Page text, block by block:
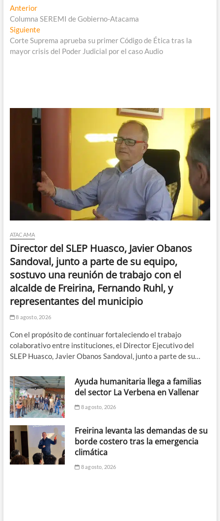
Navegación
de
entradas
AnteriorEntrada
anterior:
Columna SEREMI de Gobierno-Atacama
SiguienteEntrada
siguiente:
Corte Suprema aprueba su primer Código de Ética tras la
mayor crisis del Poder Judicial por el caso Audio
ATACAMA
Director del SLEP Huasco, Javier Obanos
Sandoval, junto a parte de su equipo,
sostuvo una reunión de trabajo con el
alcalde de Freirina, Fernando Ruhl, y
representantes del municipio
8 agosto, 2026
Con el propósito de continuar fortaleciendo el trabajo
colaborativo entre instituciones, el Director Ejecutivo del
SLEP Huasco, Javier Obanos Sandoval, junto a parte de su…
Ayuda humanitaria llega a familias
del sector La Verbena en Vallenar
8 agosto, 2026
Freirina levanta las demandas de su
borde costero tras la emergencia
climática
8 agosto, 2026